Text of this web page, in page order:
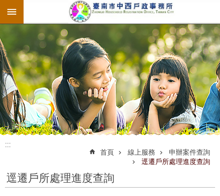
跳到主要內容區塊
:::
:::
首頁 線上服務
申辦案件查詢
逕遷戶所處理進度查詢
逕遷戶所處理進度查詢